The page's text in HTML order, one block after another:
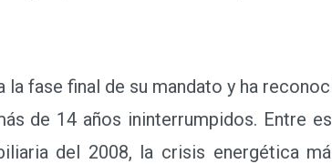
fase final de su mandato y ha
de 14 años ininterrumpidos. Entre
del 2008, la crisis energética